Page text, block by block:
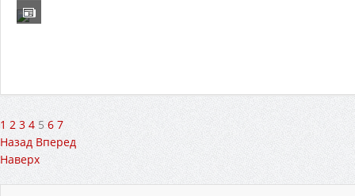
1 2 3 4 5 6 7
Назад Вперед
Наверх